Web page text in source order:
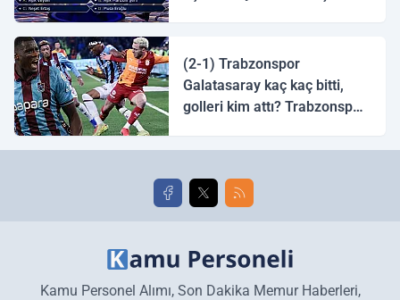
(2-1) Trabzonspor
Galatasaray kaç kaç bitti,
golleri kim attı? Trabzonspor
golleri!
Kamu Personel Alımı, Son Dakika Memur Haberleri,